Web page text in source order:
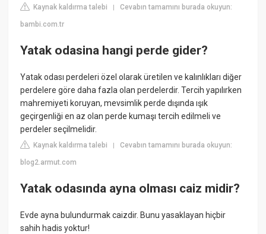
Kaynak kaldırma talebi |Cevabın tamamını burada okuyun:
bambi.com.tr
Yatak odasina hangi perde gider?
Yatak odası perdeleri özel olarak üretilen ve kalınlıkları diğer
perdelere göre daha fazla olan perdelerdir. Tercih yapılırken
mahremiyeti koruyan, mevsimlik perde dışında ışık
geçirgenliği en az olan perde kumaşı tercih edilmeli ve
perdeler seçilmelidir.
Kaynak kaldırma talebi |Cevabın tamamını burada okuyun:
blog2.armut.com
Yatak odasında ayna olması caiz midir?
Evde ayna bulundurmak caizdir. Bunu yasaklayan hiçbir
sahih hadis yoktur!